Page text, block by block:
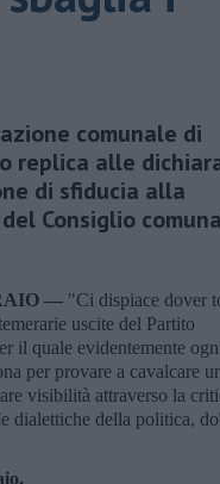
comunale di
replica alle
di sfiducia alla
Consiglio
— "Ci dispiace dover
uscite del Partito
il quale evidentemente
per provare a cavalcare
visibilità attraverso la
dialettiche della politica,